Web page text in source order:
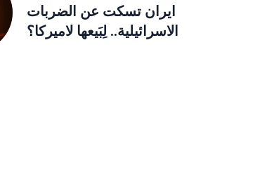
ايران تسكت عن الضربات
الاسرائيلية.. لِبَيعها لاميركا؟